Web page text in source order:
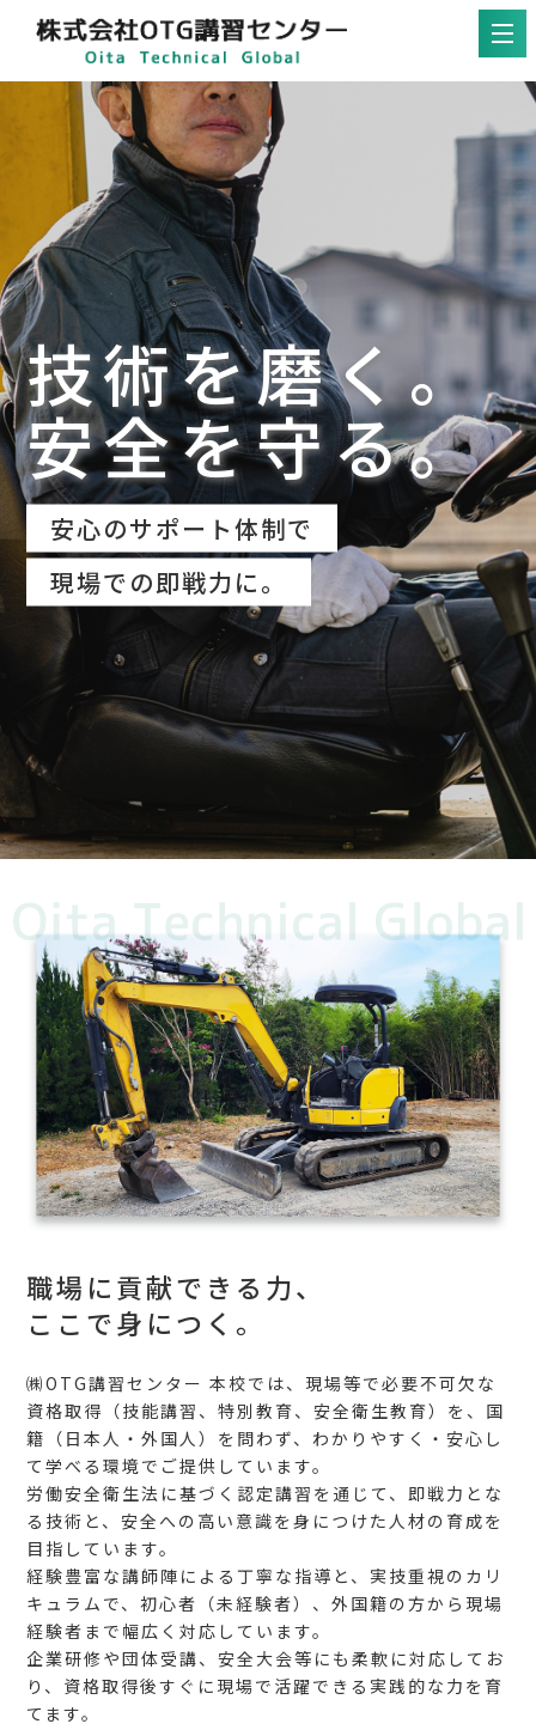
技術を磨く。
安全を守る。
安心のサポート体制で
現場での即戦力に。
職場に貢献できる力、
ここで身につく。
㈱OTG講習センター 本校では、現場等で必要不可欠な
資格取得（技能講習、特別教育、安全衛生教育）を、国
籍（日本人・外国人）を問わず、わかりやすく・安心し
て学べる環境でご提供しています。
労働安全衛生法に基づく認定講習を通じて、即戦力とな
る技術と、安全への高い意識を身につけた人材の育成を
目指しています。
経験豊富な講師陣による丁寧な指導と、実技重視のカリ
キュラムで、初心者（未経験者）、外国籍の方から現場
経験者まで幅広く対応しています。
企業研修や団体受講、安全大会等にも柔軟に対応してお
り、資格取得後すぐに現場で活躍できる実践的な力を育
てます。